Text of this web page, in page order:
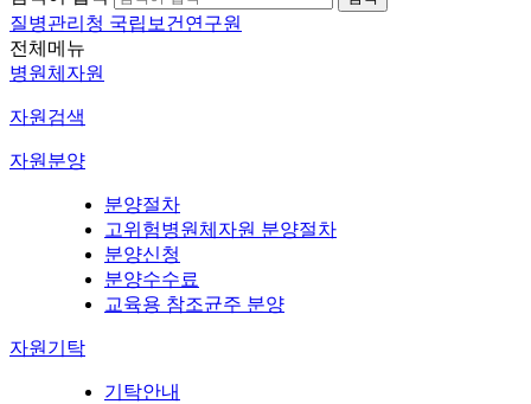
질병관리청 국립보건연구원
전체메뉴
병원체자원
자원검색
자원분양
분양절차
고위험병원체자원 분양절차
분양신청
분양수수료
교육용 참조균주 분양
자원기탁
기탁안내